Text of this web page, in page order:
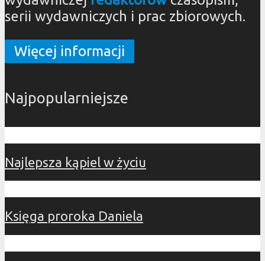
serii wydawniczych i prac zbiorowych.
Więcej informacji
Najpopularniejsze
Najlepsza kąpiel w życiu
Księga proroka Daniela